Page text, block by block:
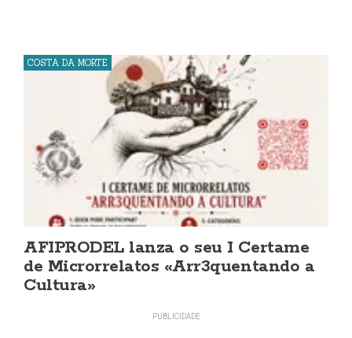
COSTA DA MORTE
AFIPRODEL lanza o seu I Certame
de Microrrelatos «Arr3quentando a
Cultura»